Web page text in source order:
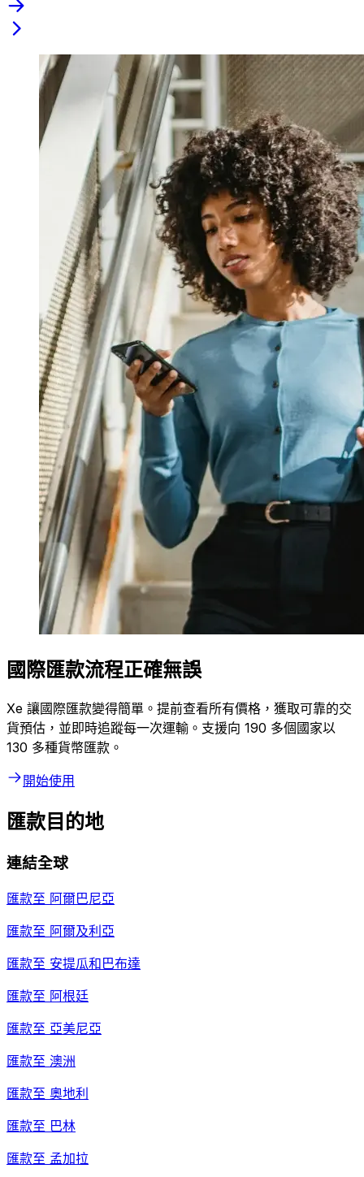
國際匯款流程正確無誤
Xe 讓國際匯款變得簡單。提前查看所有價格，獲取可靠的交
貨預估，並即時追蹤每一次運輸。支援向 190 多個國家以
130 多種貨幣匯款。
開始使用
匯款目的地
連結全球
匯款至 阿爾巴尼亞
匯款至 阿爾及利亞
匯款至 安提瓜和巴布達
匯款至 阿根廷
匯款至 亞美尼亞
匯款至 澳洲
匯款至 奧地利
匯款至 巴林
匯款至 孟加拉